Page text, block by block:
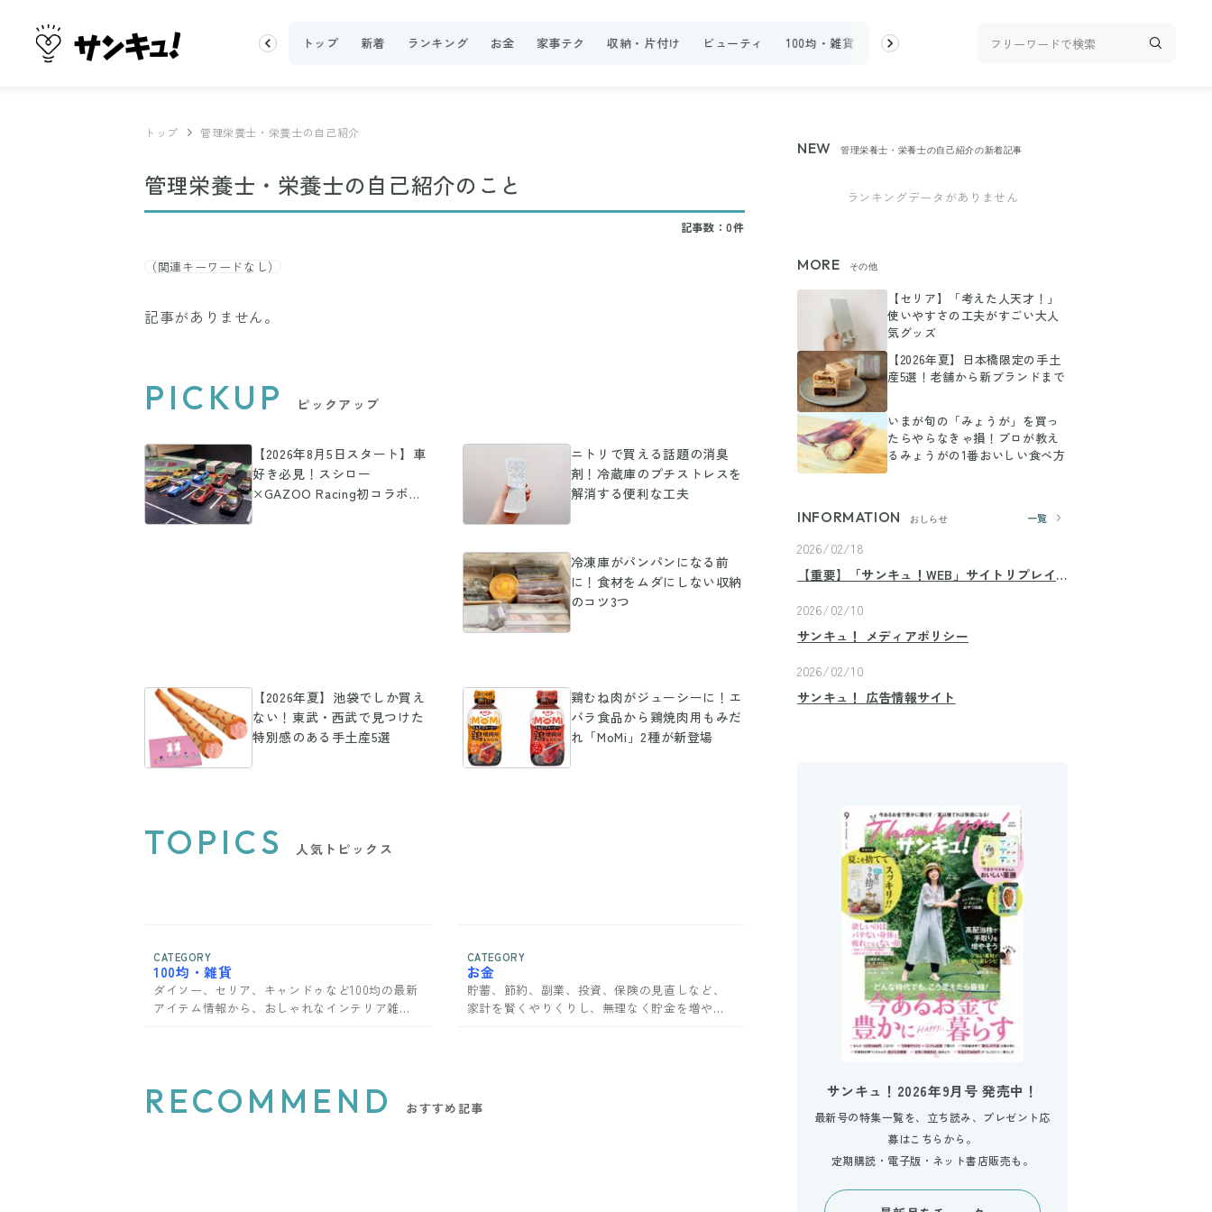
100均・雑貨 スーパー 料理レシピ 話題 トップ 新着 ランキング お金 家事テク 収納・片付け ビューティ 100均・雑貨 スーパー 料理レシピ 話題 トップ 新着
トップ 管理栄養士・栄養士の自己紹介
管理栄養士・栄養士の自己紹介のこと
記事数：0件
（関連キーワードなし）
記事がありません。
PICKUP ピックアップ
【2026年8月5日スタート】車
好き必見！スシロー
×GAZOO Racing初コラボで
ニトリで買える話題の消臭
剤！冷蔵庫のプチストレスを
解消する便利な工夫
冷凍庫がパンパンになる前
に！食材をムダにしない収納
のコツ3つ
【2026年夏】池袋でしか買え
ない！東武・西武で見つけた
特別感のある手土産5選
鶏むね肉がジューシーに！エ
バラ食品から鶏焼肉用もみだ
れ「MoMi」2種が新登場
TOPICS 人気トピックス
CATEGORY
100均・雑貨
ダイソー、セリア、キャンドゥなど100均の最新
アイテム情報から、おしゃれなインテリア雑貨
CATEGORY
お金
貯蓄、節約、副業、投資、保険の見直しなど、
家計を賢くやりくりし、無理なく貯金を増やす
RECOMMEND おすすめ記事
NEW 管理栄養士・栄養士の自己紹介の新着記事
ランキングデータがありません
MORE その他
【セリア】「考えた人天才！」
使いやすさの工夫がすごい大人
気グッズ
【2026年夏】日本橋限定の手土
産5選！老舗から新ブランドまで
いまが旬の「みょうが」を買っ
たらやらなきゃ損！プロが教え
るみょうがの1番おいしい食べ方
INFORMATION おしらせ 一覧
2026/02/18
【重要】「サンキュ！WEB」サイトリプレイ
2026/02/10
サンキュ！ メディアポリシー
2026/02/10
サンキュ！ 広告情報サイト
サンキュ！2026年9月号 発売中！
最新号の特集一覧を、立ち読み、プレゼント応
募はこちらから。
定期購読・電子版・ネット書店販売も。